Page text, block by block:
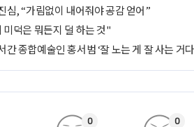
심, “가림없이 내어줘야 공감 얻어”
미덕은 뭐든지 덜 하는 것"
간 종합예술인 홍서범 ‘잘 노는 게 잘 사는 거
0 0